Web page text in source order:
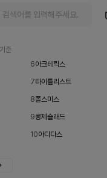
준
6아크테릭스
7타이틀리스트
8폴스미스
9콩제슬래드
10아디다스